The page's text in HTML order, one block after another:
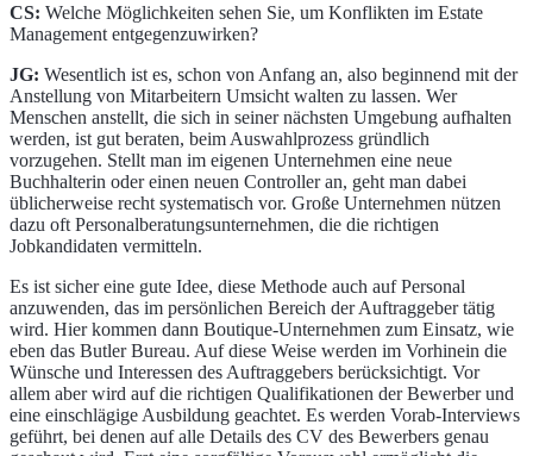
CS: Welche Möglichkeiten sehen Sie, um Konflikten im Estate
Management entgegenzuwirken?
JG: Wesentlich ist es, schon von Anfang an, also beginnend mit der
Anstellung von Mitarbeitern Umsicht walten zu lassen. Wer
Menschen anstellt, die sich in seiner nächsten Umgebung aufhalten
werden, ist gut beraten, beim Auswahlprozess gründlich
vorzugehen. Stellt man im eigenen Unternehmen eine neue
Buchhalterin oder einen neuen Controller an, geht man dabei
üblicherweise recht systematisch vor. Große Unternehmen nützen
dazu oft Personalberatungsunternehmen, die die richtigen
Jobkandidaten vermitteln.
Es ist sicher eine gute Idee, diese Methode auch auf Personal
anzuwenden, das im persönlichen Bereich der Auftraggeber tätig
wird. Hier kommen dann Boutique-Unternehmen zum Einsatz, wie
eben das Butler Bureau. Auf diese Weise werden im Vorhinein die
Wünsche und Interessen des Auftraggebers berücksichtigt. Vor
allem aber wird auf die richtigen Qualifikationen der Bewerber und
eine einschlägige Ausbildung geachtet. Es werden Vorab-Interviews
geführt, bei denen auf alle Details des CV des Bewerbers genau